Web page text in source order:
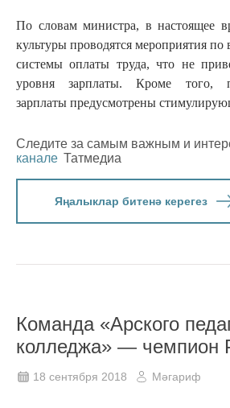
По словам министра, в настоящее
культуры проводятся мероприятия
системы оплаты труда, что не
уровня зарплаты. Кроме того,
зарплаты предусмотрены
Следите за самым важным и
канале Татмедиа
Яңалыклар битенә керегез
Команда «Арского
колледжа» — чемпион
18 сентября 2018 Мәгариф